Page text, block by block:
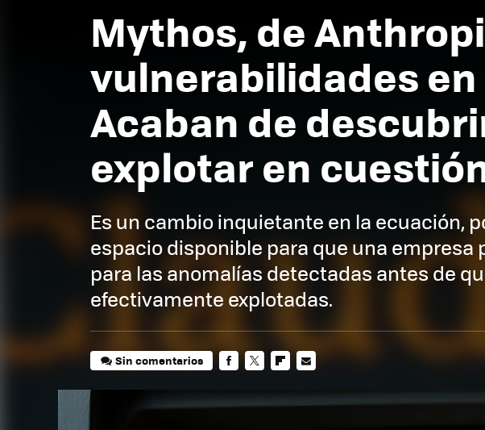
Mythos, de
vulnerabilidades
Acaban de
explotar en
Es un cambio inquietante en la ecuación,
espacio disponible para que una empresa
para las anomalías detectadas antes de
efectivamente explotadas.
Sin comentarios
MAIL